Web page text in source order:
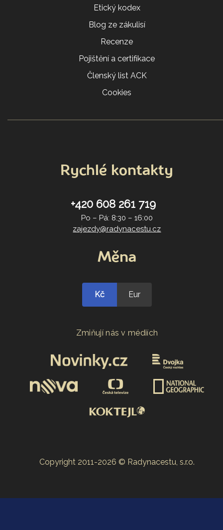
Etický kodex
Blog ze zákulisí
Recenze
Pojištění a certifikace
Členský list ACK
Cookies
Rychlé kontakty
+420 608 261 719
Po – Pá: 8:30 – 16:00
zajezdy@radynacestu.cz
Měna
Kč Eur
Zmiňují nás v médiích
Copyright 2011-2026 © Radynacestu, s.r.o.